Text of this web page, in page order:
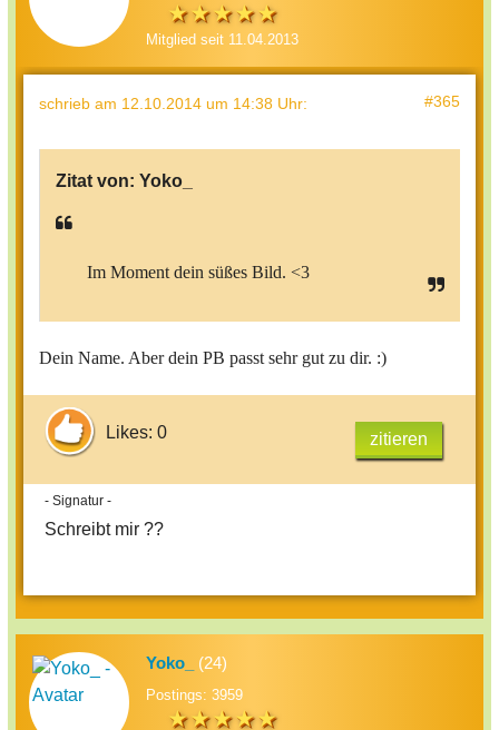
Mitglied seit 11.04.2013
schrieb am 12.10.2014 um 14:38 Uhr: #365
Zitat von: Yoko_
Im Moment dein süßes Bild. <3
Dein Name. Aber dein PB passt sehr gut zu dir. :)
Likes: 0 zitieren
- Signatur -
Schreibt mir ??
Yoko_ (24)
Postings: 3959